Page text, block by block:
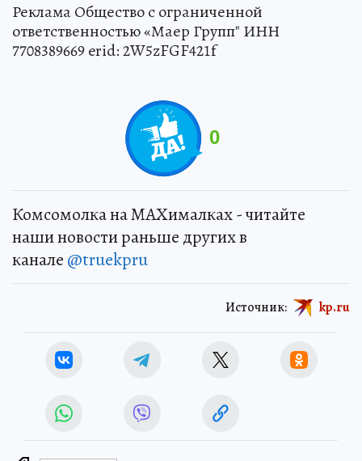
Реклама Общество с ограниченной
ответственностью «Маер Групп" ИНН
7708389669 erid: 2W5zFGF421f
0
Комсомолка на MAXималках - читайте
наши новости раньше других в
канале @truekpru
Источник: kp.ru